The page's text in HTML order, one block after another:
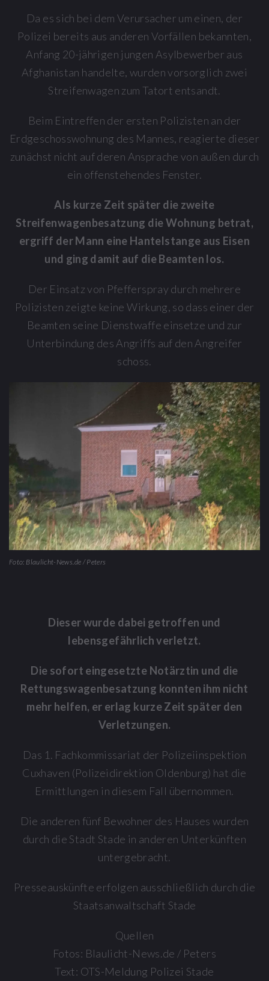
Da es sich bei dem Verursacher um einen, der
Polizei bereits aus anderen Vorfällen bekannten,
Anfang 20-jährigen jungen Asylbewerber aus
Afghanistan handelte, wurden vorsorglich zwei
Streifenwagen zum Tatort entsandt.
Beim Eintreffen der ersten Polizisten an der
Erdgeschosswohnung des Mannes, reagierte dieser
zunächst nicht auf deren Ansprache von außen durch
ein offenstehendes Fenster.
Als kurze Zeit später die zweite
Streifenwagenbesatzung die Wohnung betrat,
ergriff der Mann eine Hantelstange aus Eisen
und ging damit auf die Beamten los.
Der Einsatz von Pfefferspray durch mehrere
Polizisten zeigte keine Wirkung, so dass einer der
Beamten seine Dienstwaffe einsetze und zur
Unterbindung des Angriffs auf den Angreifer
schoss.
Foto: Blaulicht-News.de / Peters
Dieser wurde dabei getroffen und
lebensgefährlich verletzt.
Die sofort eingesetzte Notärztin und die
Rettungswagenbesatzung konnten ihm nicht
mehr helfen, er erlag kurze Zeit später den
Verletzungen.
Das 1. Fachkommissariat der Polizeiinspektion
Cuxhaven (Polizeidirektion Oldenburg) hat die
Ermittlungen in diesem Fall übernommen.
Die anderen fünf Bewohner des Hauses wurden
durch die Stadt Stade in anderen Unterkünften
untergebracht.
Presseauskünfte erfolgen ausschließlich durch die
Staatsanwaltschaft Stade
Quellen
Fotos: Blaulicht-News.de / Peters
Text: OTS-Meldung Polizei Stade